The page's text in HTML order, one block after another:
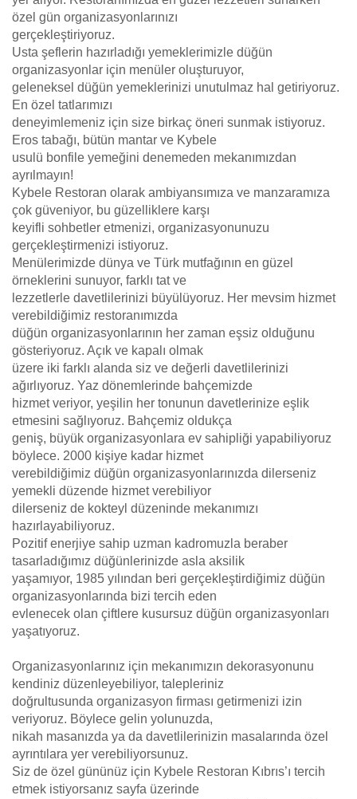
özel gün organizasyonlarınızı
gerçekleştiriyoruz.
Usta şeflerin hazırladığı yemeklerimizle düğün
organizasyonlar için menüler oluşturuyor,
geleneksel düğün yemeklerinizi unutulmaz hal getiriyoruz.
En özel tatlarımızı
deneyimlemeniz için size birkaç öneri sunmak istiyoruz.
Eros tabağı, bütün mantar ve Kybele
usulü bonfile yemeğini denemeden mekanımızdan
ayrılmayın!
Kybele Restoran olarak ambiyansımıza ve manzaramıza
çok güveniyor, bu güzelliklere karşı
keyifli sohbetler etmenizi, organizasyonunuzu
gerçekleştirmenizi istiyoruz.
Menülerimizde dünya ve Türk mutfağının en güzel
örneklerini sunuyor, farklı tat ve
lezzetlerle davetlilerinizi büyülüyoruz. Her mevsim hizmet
verebildiğimiz restoranımızda
düğün organizasyonlarının her zaman eşsiz olduğunu
gösteriyoruz. Açık ve kapalı olmak
üzere iki farklı alanda siz ve değerli davetlilerinizi
ağırlıyoruz. Yaz dönemlerinde bahçemizde
hizmet veriyor, yeşilin her tonunun davetlerinize eşlik
etmesini sağlıyoruz. Bahçemiz oldukça
geniş, büyük organizasyonlara ev sahipliği yapabiliyoruz
böylece. 2000 kişiye kadar hizmet
verebildiğimiz düğün organizasyonlarınızda dilerseniz
yemekli düzende hizmet verebiliyor
dilerseniz de kokteyl düzeninde mekanımızı
hazırlayabiliyoruz.
Pozitif enerjiye sahip uzman kadromuzla beraber
tasarladığımız düğünlerinizde asla aksilik
yaşamıyor, 1985 yılından beri gerçekleştirdiğimiz düğün
organizasyonlarında bizi tercih eden
evlenecek olan çiftlere kusursuz düğün organizasyonları
yaşatıyoruz.
Organizasyonlarınız için mekanımızın dekorasyonunu
kendiniz düzenleyebiliyor, talepleriniz
doğrultusunda organizasyon firması getirmenizi izin
veriyoruz. Böylece gelin yolunuzda,
nikah masanızda ya da davetlilerinizin masalarında özel
ayrıntılara yer verebiliyorsunuz.
Siz de özel gününüz için Kybele Restoran Kıbrıs’ı tercih
etmek istiyorsanız sayfa üzerinde